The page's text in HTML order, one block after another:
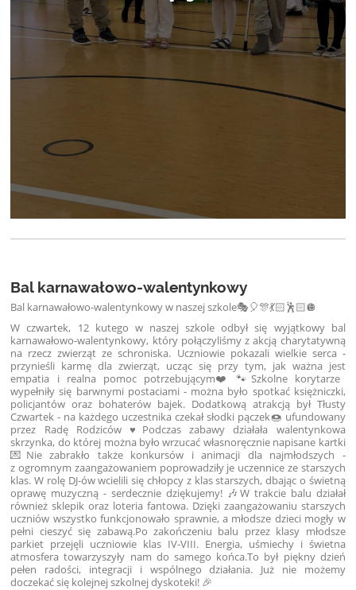
Bal karnawałowo-walentynkowy
Bal karnawałowo-walentynkowy w naszej szkole🎭🎈🎊💃🏻🕺🏻🪩
W czwartek, 12 kutego w naszej szkole odbył się wyjątkowy bal
karnawałowo-walentynkowy, który połączyliśmy z akcją charytatywną
na rzecz zwierząt ze schroniska. Uczniowie pokazali wielkie serca -
przynieśli karmę dla zwierząt, ucząc się przy tym, jak ważna jest
empatia i realna pomoc potrzebującym❤️🐾Szkolne korytarze
wypełniły się barwnymi postaciami - można było spotkać księżniczki,
policjantów oraz bohaterów bajek. Dodatkową atrakcją był Tłusty
Czwartek - na każdego uczestnika czekał słodki pączek🍩 ufundowany
przez Radę Rodziców ♥️Podczas zabawy działała walentynkowa
skrzynka, do której można było wrzucać własnoręcznie napisane kartki
💌Nie zabrakło także konkursów i animacji dla najmłodszych -
z ogromnym zaangażowaniem poprowadziły je uczennice ze starszych
klas. W rolę DJ-ów wcielili się chłopcy z klas starszych, dbając o świetną
oprawę muzyczną - serdecznie dziękujemy! 🎶W trakcie balu działał
również sklepik oraz loteria fantowa. Dzięki zaangażowaniu starszych
uczniów wszystko funkcjonowało sprawnie, a młodsze dzieci mogły w
pełni cieszyć się zabawą.Po zakończeniu balu przez klasy młodsze
parkiet przejęli uczniowie klas IV-VIII. Energia, uśmiechy i świetna
atmosfera towarzyszyły nam do samego końca.To był piękny dzień
pełen radości, integracji i wspólnego działania. Już nie możemy
doczekać się kolejnej szkolnej dyskoteki! 🎉